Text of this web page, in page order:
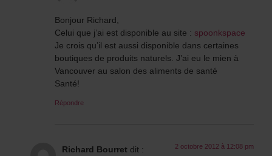
Bonjour Richard,
Celui que j’ai est disponible au site : spoonkspace
Je crois qu’il est aussi disponible dans certaines
boutiques de produits naturels. J’ai eu le mien à
Vancouver au salon des aliments de santé
Santé!
Répondre
Richard Bourret dit : 2 octobre 2012 à 12:08 pm